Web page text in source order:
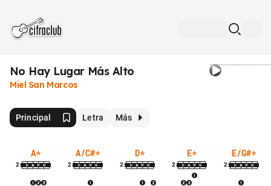
No Hay Lugar Más Alto
Miel San Marcos
Principal Letra Más
A*
2
A/C#*
2
D*
2
E*
2
E/G#*
2